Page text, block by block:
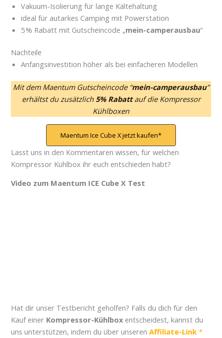
Vakuum-Isolierung für lange Kältehaltung
ideal für autarkes Camping mit Powerstation
5 % Rabatt mit Gutscheincode „mein-camperausbau“
Nachteile
Anfangsinvestition höher als bei einfacheren Modellen
Mit dem Maentum Gutscheincode “mein-camperausbau”
erhältst du zusätzlich 5% Rabattauf die Kompressor
Kühlboxen
Maentum Ice Cube X jetzt kaufen
Lasst uns in den Kommentaren wissen, für welchen
Kompressor Kühlbox ihr euch entschieden habt?
Video zum Maentum ICE Cube X Test
Hat dir unser Testbericht geholfen? Falls du dich für den
Kauf einer Kompressor-Kühlbox entscheidest, kannst du
uns unterstützen, indem du über unserenAffiliate-Link